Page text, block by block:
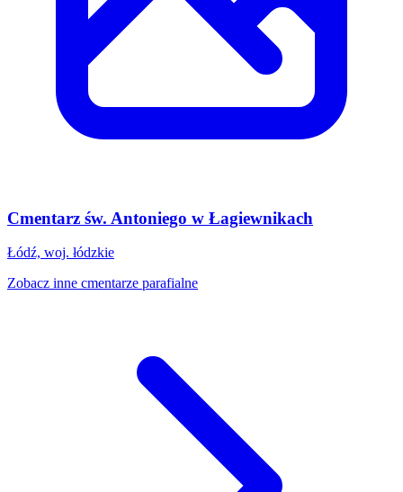
Cmentarz św. Antoniego w Łagiewnikach
Łódź, woj. łódzkie
Zobacz inne cmentarze parafialne